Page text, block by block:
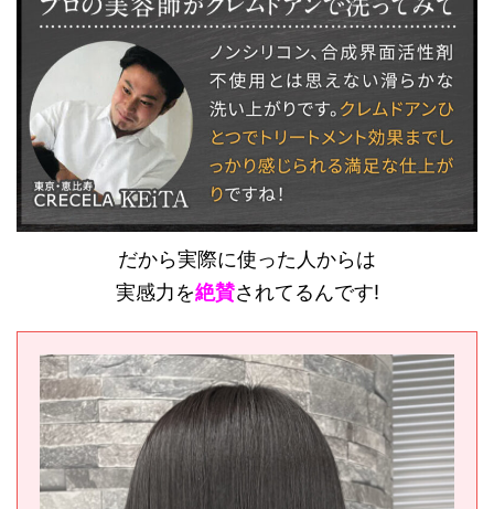
だから実際に使った人からは
実感力を絶賛されてるんです!